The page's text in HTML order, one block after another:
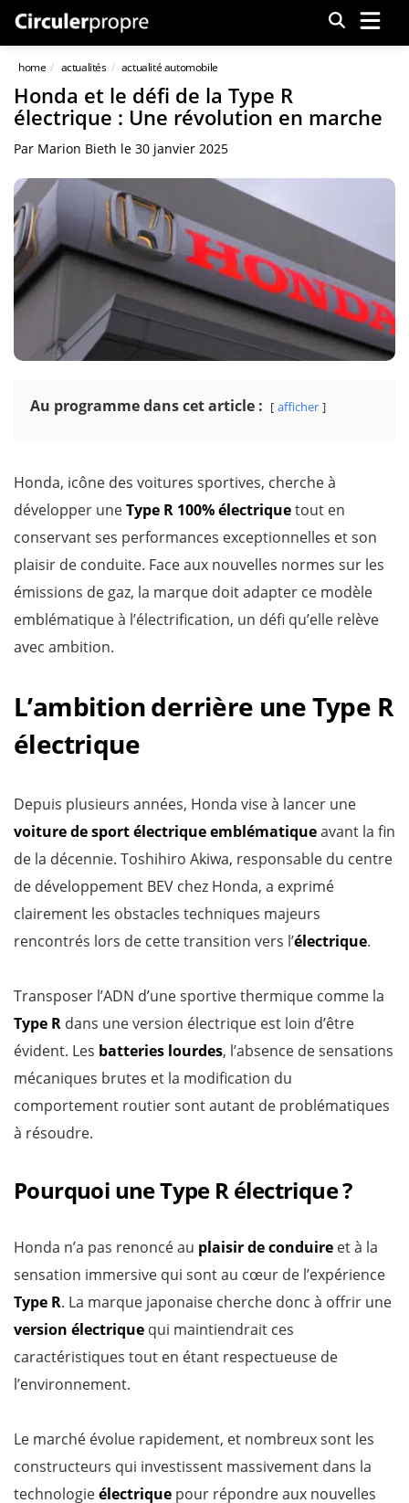
Menu
home actualités actualité automobile
Honda et le défi de la Type R
électrique : Une révolution en marche
Par Marion Bieth le 30 janvier 2025
Au programme dans cet article : afficher
Honda, icône des voitures sportives, cherche à
développer uneType R 100% électriquetout en
conservant ses performances exceptionnelles et son
plaisir de conduite. Face aux nouvelles normes sur les
émissions de gaz, la marque doit adapter ce modèle
emblématique à l’électrification, un défi qu’elle relève
avec ambition.
L’ambition derrière une Type R
électrique
Depuis plusieurs années, Honda vise à lancer une
voiture de sport électrique emblématiqueavant la fin
de la décennie. Toshihiro Akiwa, responsable du centre
de développement BEV chez Honda, a exprimé
clairement les obstacles techniques majeurs
rencontrés lors de cette transition vers l’électrique.
Transposer l’ADN d’une sportive thermique comme la
Type R dans une version électrique est loin d’être
évident. Les batteries lourdes, l’absence de sensations
mécaniques brutes et la modification du
comportement routier sont autant de problématiques
à résoudre.
Pourquoi une Type R électrique ?
Honda n’a pas renoncé au plaisir de conduire et à la
sensation immersive qui sont au cœur de l’expérience
Type R. La marque japonaise cherche donc à offrir une
version électrique qui maintiendrait ces
caractéristiques tout en étant respectueuse de
l’environnement.
Le marché évolue rapidement, et nombreux sont les
constructeurs qui investissent massivement dans la
technologieélectrique pour répondre aux nouvelles